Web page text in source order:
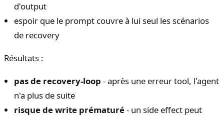
d'output
espoir que le prompt couvre à lui seul les scénarios
de recovery
Résultats :
pas de recovery-loop - après une erreur tool, l'agent
n'a plus de suite
risque de write prématuré- un side effect peut